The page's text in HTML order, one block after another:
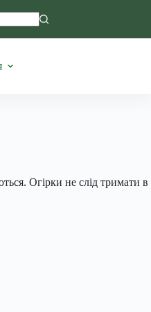
Огірки не слід тримати в